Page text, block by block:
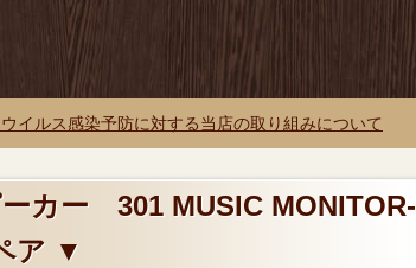
ウイルス感染予防に対する当店の取り組みについて
カー 301 MUSIC MONITOR-
ア ▼